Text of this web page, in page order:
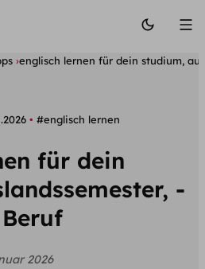
englisch lernen für dein studium,
#englisch lernen
für dein
-
2026